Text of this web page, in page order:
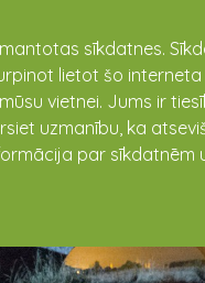
sīkdatnes.
lietot šo
vietnei. Jums ir
uzmanību, ka
par